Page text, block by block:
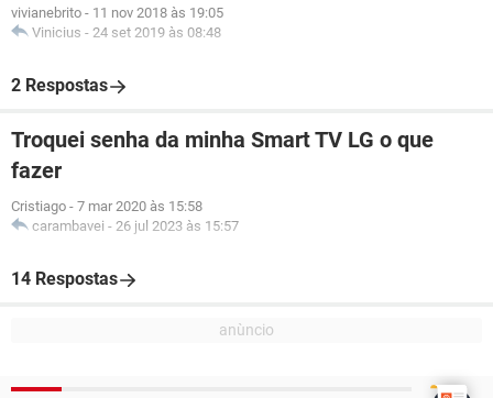
vivianebrito - 11 nov 2018 às 19:05
Vinicius - 24 set 2019 às 08:48
2 Respostas
Troquei senha da minha Smart TV LG o que
fazer
Cristiago - 7 mar 2020 às 15:58
carambavei - 26 jul 2023 às 15:57
14 Respostas